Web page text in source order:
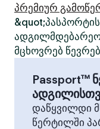
პრემიურ
მცხოვრებ
Passport™
დაწყვილდი
წერტილში